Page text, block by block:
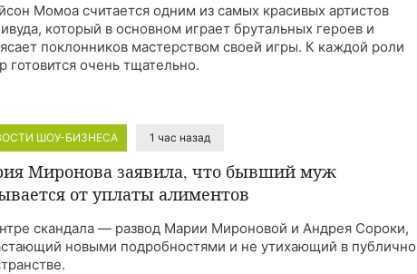
Момоа считается одним из самых красивых артистов
который в основном играет брутальных героев и
поклонников мастерством своей игры. К каждой роли
готовится очень тщательно.
ШОУ-БИЗНЕСА 1 час назад
Миронова заявила, что бывший муж
от уплаты алиментов
скандала — развод Марии Мироновой и Андрея Сороки,
новыми подробностями и не утихающий в